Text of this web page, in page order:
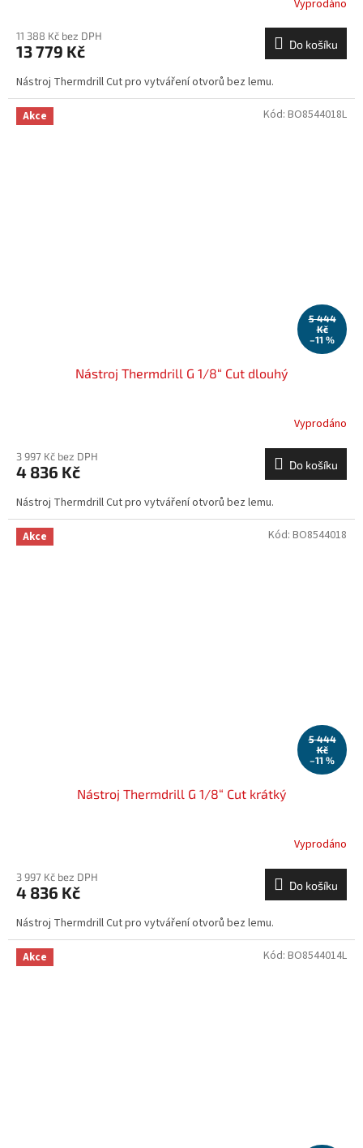
Vyprodáno
11 388 Kč bez DPH
13 779 Kč Do košíku
Nástroj Thermdrill Cut pro vytváření otvorů bez lemu.
Akce
5 444
Kč
–11 %
Nástroj Thermdrill G 1/8“ Cut dlouhý
Vyprodáno
3 997 Kč bez DPH
4 836 Kč Do košíku
Nástroj Thermdrill Cut pro vytváření otvorů bez lemu.
Kód: BO8544018L
Akce
5 444
Kč
–11 %
Nástroj Thermdrill G 1/8“ Cut krátký
Vyprodáno
3 997 Kč bez DPH
4 836 Kč Do košíku
Nástroj Thermdrill Cut pro vytváření otvorů bez lemu.
Kód: BO8544018
Akce Kód: BO8544014L